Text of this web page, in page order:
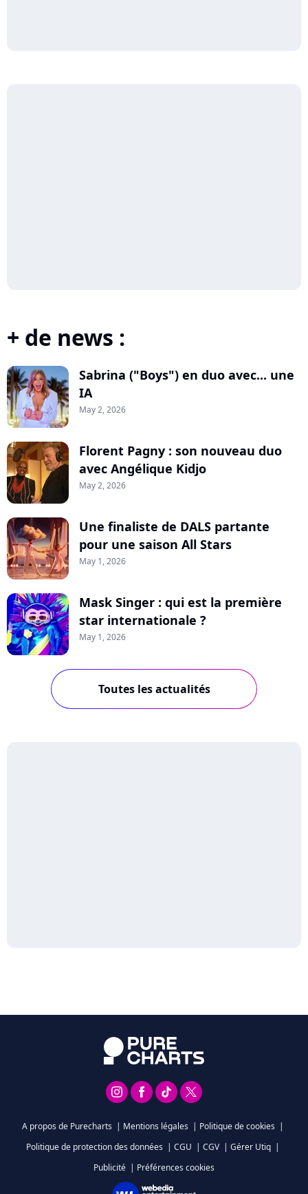
+ de news :
Sabrina ("Boys") en duo avec... une
IA
May 2, 2026
Florent Pagny : son nouveau duo
avec Angélique Kidjo
May 2, 2026
Une finaliste de DALS partante
pour une saison All Stars
May 1, 2026
Mask Singer : qui est la première
star internationale ?
May 1, 2026
Toutes les actualités
A propos de Purecharts | Mentions légales | Politique de cookies |
Politique de protection des données | CGU | CGV | Gérer Utiq |
Publicité | Préférences cookies